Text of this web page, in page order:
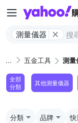
測量儀器
五金工具 測量
全部
分類
其他測量儀器
分類 品牌